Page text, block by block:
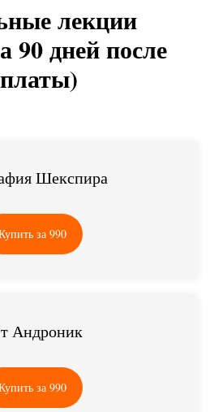
лекции
90 дней после
Шекспира
за 990
Андроник
за 990